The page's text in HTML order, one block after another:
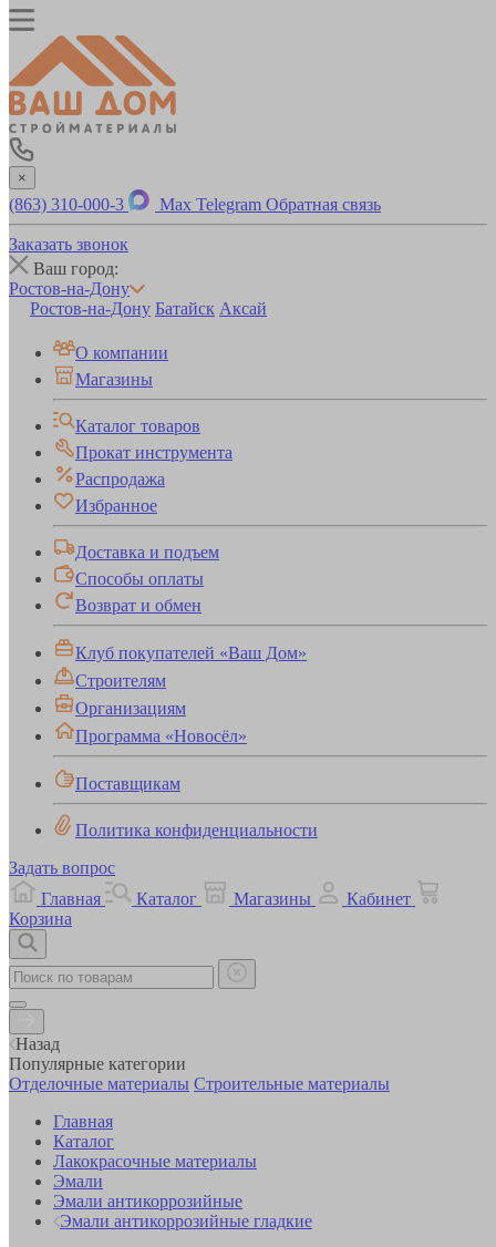
×
(863) 310-000-3 Max Telegram Обратная связь
Заказать звонок
Ваш город:
Ростов-на-Дону
Ростов-на-Дону Батайск Аксай
О компании
Магазины
Каталог товаров
Прокат инструмента
Распродажа
Избранное
Доставка и подъем
Способы оплаты
Возврат и обмен
Клуб покупателей «Ваш Дом»
Строителям
Организациям
Программа «Новосёл»
Поставщикам
Политика конфиденциальности
Задать вопрос
Главная
Каталог Магазины
Кабинет
Корзина
Назад
Популярные категории
Отделочные материалы Строительные материалы
Главная
Каталог
Лакокрасочные материалы
Эмали
Эмали антикоррозийные
Эмали антикоррозийные гладкие